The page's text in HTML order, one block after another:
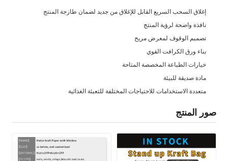
إغلاق السحب السريع القابل للإغلاق من جديد لضمان طازجة المنتج
نافذة واضحة لرؤية المنتج
تصميم الوقوف لمعرض مريح
بناء ورق الكرافت القوي
خيارات الطباعة المخصصة المتاحة
مادة صديقة للبيئة
متعددة الاستخدامات للاحتياجات المختلفة للتعبئة الغذائية
صور المنتج